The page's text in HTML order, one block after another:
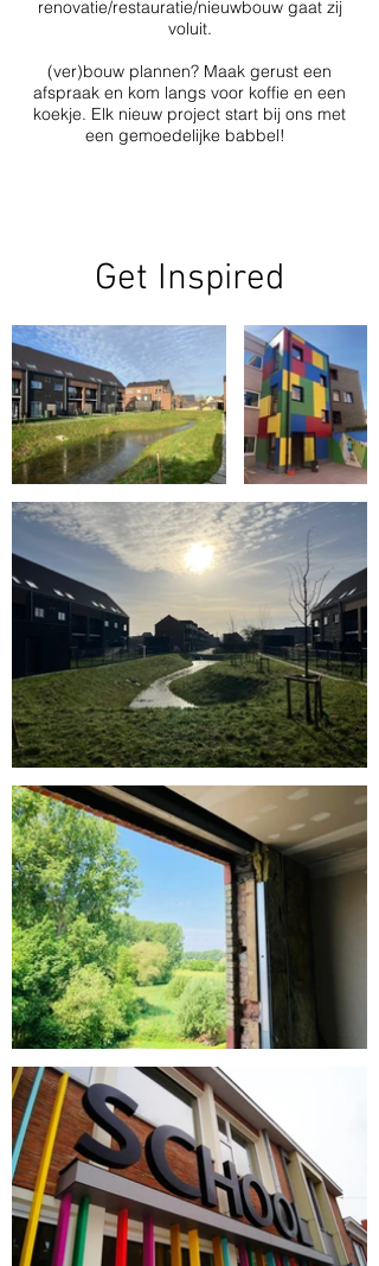
renovatie/restauratie/nieuwbouw gaat zij
voluit.
(ver)bouw plannen? Maak gerust een
afspraak en kom langs voor koffie en een
koekje. Elk nieuw project start bij ons met
een gemoedelijke babbel!
Get Inspired